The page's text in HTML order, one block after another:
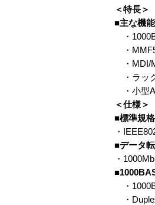
＜特長＞
■主な機能
・
・
・MDI/
・ラッ
・小型
＜仕様＞
■標準規格
・
■データ
・
・
・